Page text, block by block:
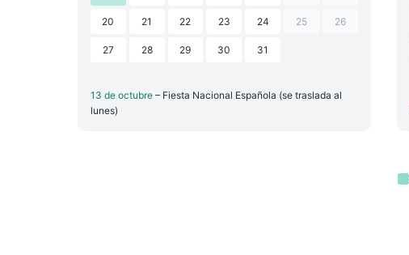
20 21 22 23 24 25 26
27 28 29 30 31
13 de octubre – Fiesta Nacional Española (se traslada al
lunes)